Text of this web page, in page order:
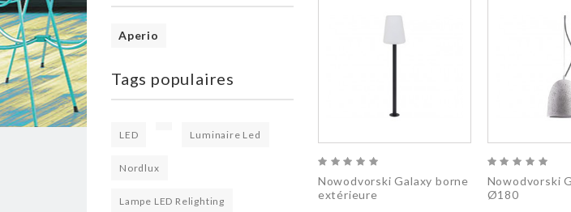
Aperio
Tags populaires
LED Luminaire Led
Nordlux
Lampe LED Relighting
Nowodvorski Galaxy borne
extérieure
Nowodvorski
Ø180